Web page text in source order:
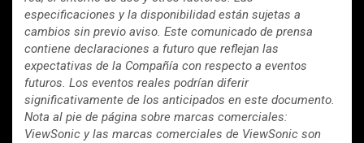
especificaciones y la disponibilidad están sujetas a
cambios sin previo aviso. Este comunicado de prensa
contiene declaraciones a futuro que reflejan las
expectativas de la Compañía con respecto a eventos
futuros. Los eventos reales podrían diferir
significativamente de los anticipados en este documento.
Nota al pie de página sobre marcas comerciales:
ViewSonic y las marcas comerciales de ViewSonic son